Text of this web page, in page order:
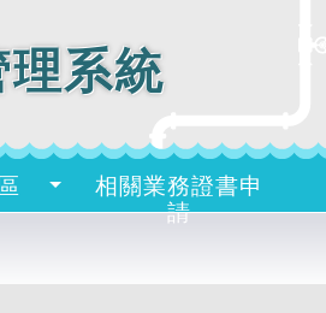
系統
相關業務證書申
請